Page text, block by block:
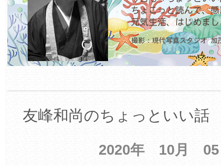
友峰和尚のちょっといい話
2020年 10月